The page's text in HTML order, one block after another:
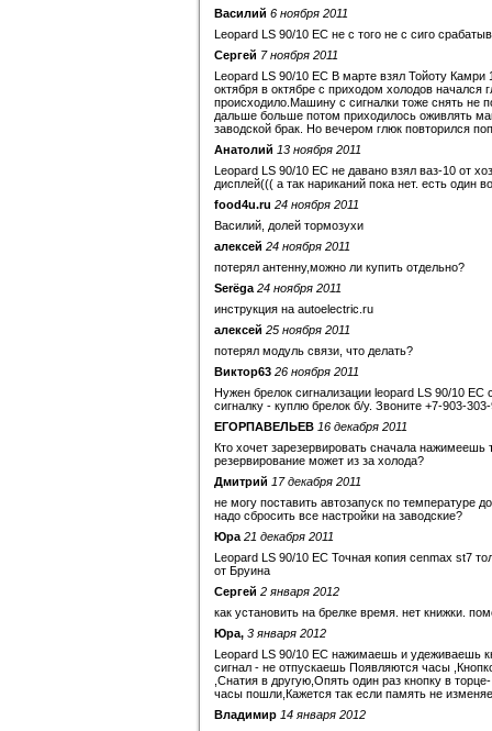
Василий 6 ноября 2011
Leopard LS 90/10 EC не с того не с сиго
Сергей 7 ноября 2011
Leopard LS 90/10 EC В марте взял Тойоту Камри
октября в октябре с приходом холодов
происходило.Машину с сигналки тоже снять не
дальше больше потом приходилось оживлять
заводской брак. Но вечером глюк повторился
Анатолий 13 ноября 2011
Leopard LS 90/10 EC не давано взял ваз-10 от
дисплей((( а так нариканий пока нет. есть один
food4u.ru 24 ноября 2011
Василий, долей тормозухи
алексей 24 ноября 2011
потерял антенну,можно ли купить отдельно?
Serёga 24 ноября 2011
инструкция на autoelectric.ru
алексей 25 ноября 2011
потерял модуль связи, что делать?
Виктор63 26 ноября 2011
Нужен брелок сигнализации leopard LS 90/10
сигналку - куплю брелок б/у. Звоните +7-903-
ЕГОРПАВЕЛЬЕВ 16 декабря 2011
Кто хочет зарезервировать сначала
резервирование может из за холода?
Дмитрий 17 декабря 2011
не могу поставить автозапуск по температуре
надо сбросить все настройки на заводские?
Юра 21 декабря 2011
Leopard LS 90/10 EC Точная копия cenmax st7
от Бруина
Сергей 2 января 2012
как установить на брелке время. нет книжки.
Юра, 3 января 2012
Leopard LS 90/10 EC нажимаешь и удеживаешь
сигнал - не отпускаешь Появляются часы
,Снатия в другую,Опять один раз кнопку в
часы пошли,Кажется так если память не
Владимир 14 января 2012